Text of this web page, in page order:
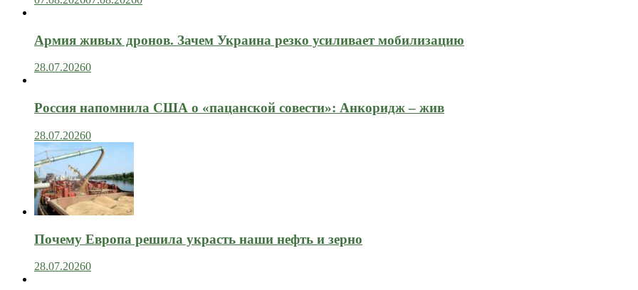
Армия живых дронов. Зачем Украина резко усиливает мобилизацию
28.07.20260
Россия напомнила США о «пацанской совести»: Анкоридж – жив
28.07.20260
Почему Европа решила украсть наши нефть и зерно
28.07.20260